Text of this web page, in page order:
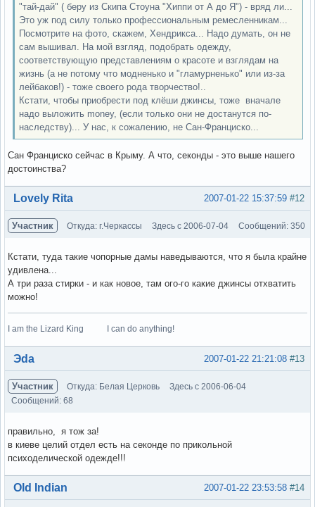
"тай-дай" ( беру из Скипа Стоуна "Хиппи от А до Я") - вряд ли...
Это уж под силу только профессиональным ремесленникам...
Посмотрите на фото, скажем, Хендрикса... Надо думать, он не
сам вышивал. На мой взгляд, подобрать одежду,
соответствующую представлениям о красоте и взглядам на
жизнь (а не потому что модненько и "гламурненько" или из-за
лейбаков!) - тоже своего рода творчество!..
Кстати, чтобы приобрести под клёши джинсы, тоже вначале
надо выложить money, (если только они не достанутся по-
наследству)... У нас, к сожалению, не Сан-Франциско...
Сан Франциско сейчас в Крыму. А что, секонды - это выше нашего
достоинства?
Вне форума #12
2007-01-22 15:37:59
Lovely Rita
Участник Откуда: г.Черкассы Здесь с 2006-07-04 Сообщений: 350
Кстати, туда такие чопорные дамы наведываются, что я была крайне
удивлена...
А три раза стирки - и как новое, там ого-го какие джинсы отхватить
можно!
I am the Lizard King I can do anything!
Вне форума #13
2007-01-22 21:21:08
Эda
Участник Откуда: Белая Церковь
Здесь с 2006-06-04
Сообщений: 68
правильно, я тож за!
в киеве целий отдел есть на секонде по прикольной
психоделической одежде!!!
Вне форума #14
2007-01-22 23:53:58
Old Indian